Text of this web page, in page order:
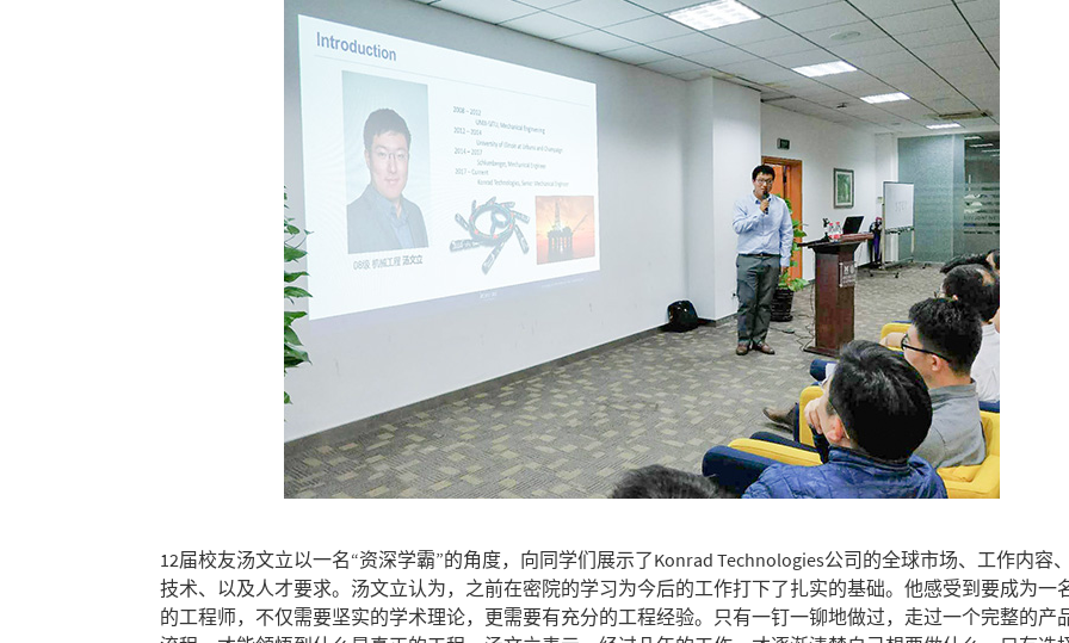
12届校友汤文立以一名“资深学霸”的角度，向同学们展示了Konrad Technologies公司的全球市场、工作内容
技术、以及人才要求。汤文立认为，之前在密院的学习为今后的工作打下了扎实的基础。他感受到要成为一
的工程师，不仅需要坚实的学术理论，更需要有充分的工程经验。只有一钉一铆地做过，走过一个完整的产